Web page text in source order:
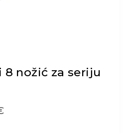
8 nožić za seriju